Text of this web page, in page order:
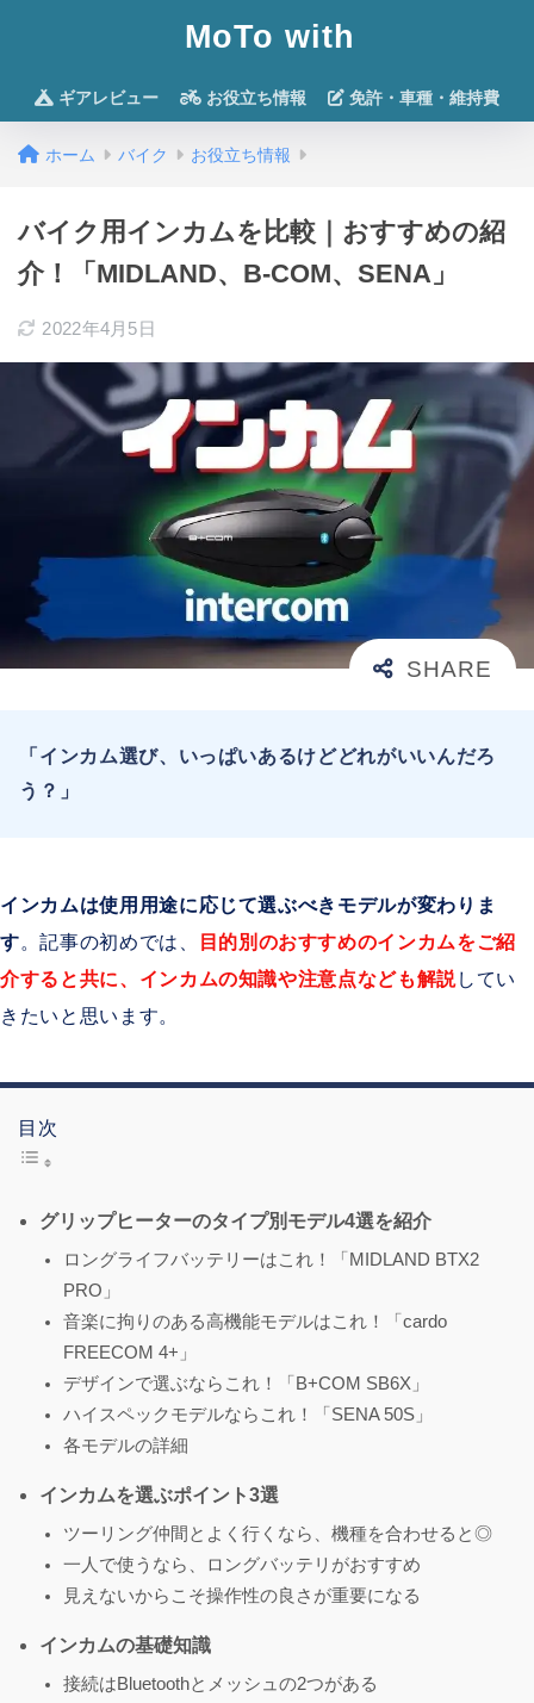
MoTo with
ギアレビュー お役立ち情報 免許・車種・維持費
ホーム バイク お役立ち情報
バイク用インカムを比較｜おすすめの紹
介！「MIDLAND、B-COM、SENA」
2022年4月5日
「インカム選び、いっぱいあるけどどれがいいんだろ
う？」
インカムは使用用途に応じて選ぶべきモデルが変わりま
す。記事の初めでは、
目的別のおすすめのインカムをご紹
介すると共に、インカムの知識や注意点なども解説してい
きたいと思います。
目次
グリップヒーターのタイプ別モデル4選を紹介
ロングライフバッテリーはこれ！「MIDLAND BTX2
PRO」
音楽に拘りのある高機能モデルはこれ！「cardo
FREECOM 4+」
デザインで選ぶならこれ！「B+COM SB6X」
ハイスペックモデルならこれ！「SENA 50S」
各モデルの詳細
インカムを選ぶポイント3選
ツーリング仲間とよく行くなら、機種を合わせると◎
一人で使うなら、ロングバッテリがおすすめ
見えないからこそ操作性の良さが重要になる
インカムの基礎知識
接続はBluetoothとメッシュの2つがある